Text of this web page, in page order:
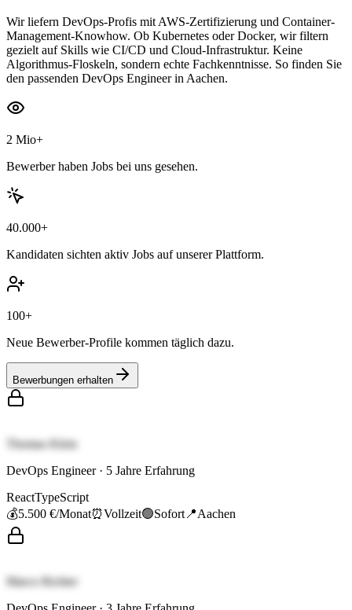
Wir liefern DevOps-Profis mit AWS-Zertifizierung und Container-
Management-Knowhow. Ob Kubernetes oder Docker, wir filtern
gezielt auf Skills wie CI/CD und Cloud-Infrastruktur. Keine
Algorithmus-Floskeln, sondern echte Fachkenntnisse. So finden Sie
den passenden DevOps Engineer in Aachen.
2 Mio+
Bewerber haben Jobs bei uns gesehen.
40.000+
Kandidaten sichten aktiv Jobs auf unserer Plattform.
100+
Neue Bewerber-Profile kommen täglich dazu.
Bewerbungen erhalten
Thomas Klein
DevOps Engineer· 5 Jahre Erfahrung
ReactTypeScript
💰5.500 €/Monat⏰Vollzeit🟢Sofort 📍Aachen
Marco Richter